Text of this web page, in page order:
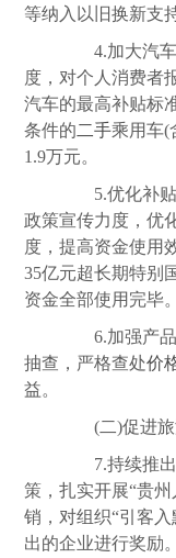
等纳入以旧换新支
4.加大汽车
度，对个人消费者
汽车的最高补贴标
条件的二手乘用车(
1.9万元。
5.优化补贴
政策宣传力度，优
度，提高资金使用
35亿元超长期特别
资金全部使用完毕。
6.加强产品
抽查，严格查处价
益。
(二)促进旅
7.持续推出
策，扎实开展“贵
销，对组织“引客
出的企业进行奖励